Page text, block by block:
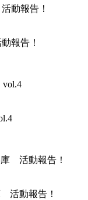
報告！
活動報告！